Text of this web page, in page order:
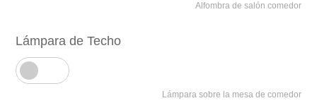
Alfombra de salón comedor
Lámpara de Techo
Lámpara sobre la mesa de comedor